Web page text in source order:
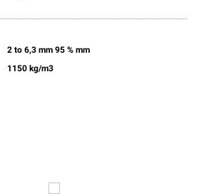
2 to 6,3 mm 95 % mm
1150 kg/m3